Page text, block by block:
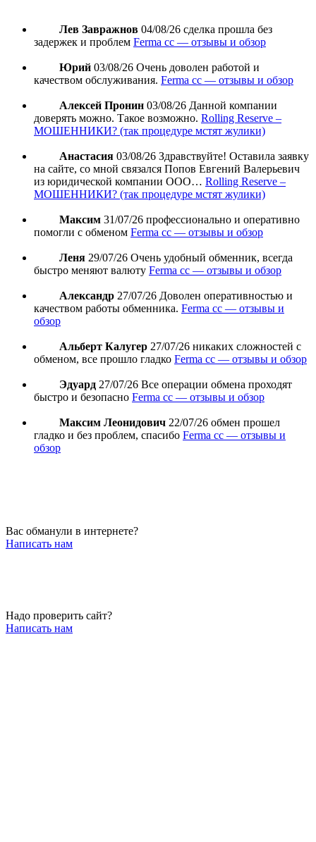
Лев Завражнов 04/08/26 сделка прошла без
задержек и проблем Ferma cc — отзывы и обзор
Юрий 03/08/26 Очень доволен работой и
качеством обслуживания. Ferma cc — отзывы и обзор
Алексей Пронин 03/08/26 Данной компании
доверять можно. Такое возможно. Rolling Reserve –
МОШЕННИКИ? (так процедуре мстят жулики)
Анастасия 03/08/26 Здравствуйте! Оставила заявку
на сайте, со мной связался Попов Евгений Валерьевич
из юридической компании ООО… Rolling Reserve –
МОШЕННИКИ? (так процедуре мстят жулики)
Максим 31/07/26 профессионально и оперативно
помогли с обменом Ferma cc — отзывы и обзор
Леня 29/07/26 Очень удобный обменник, всегда
быстро меняют валюту Ferma cc — отзывы и обзор
Александр 27/07/26 Доволен оперативностью и
качеством работы обменника. Ferma cc — отзывы и
обзор
Альберт Калугер 27/07/26 никаких сложностей с
обменом, все прошло гладко Ferma cc — отзывы и обзор
Эдуард 27/07/26 Все операции обмена проходят
быстро и безопасно Ferma cc — отзывы и обзор
Максим Леонидович 22/07/26 обмен прошел
гладко и без проблем, спасибо Ferma cc — отзывы и
обзор
Вас обманули в интернете?
Написать нам
Надо проверить сайт?
Написать нам